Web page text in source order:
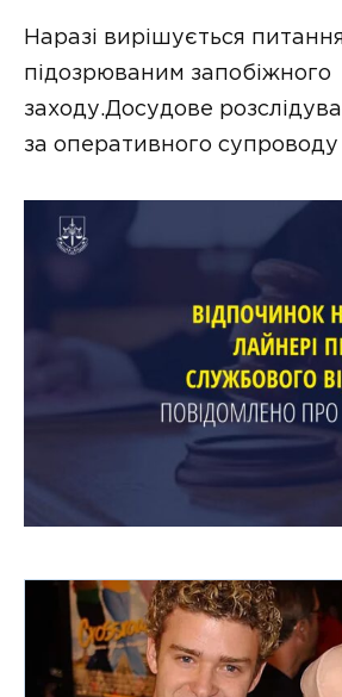
Наразі вирішується
підозрюваним запобіжного
заходу.Досудове
за оперативного